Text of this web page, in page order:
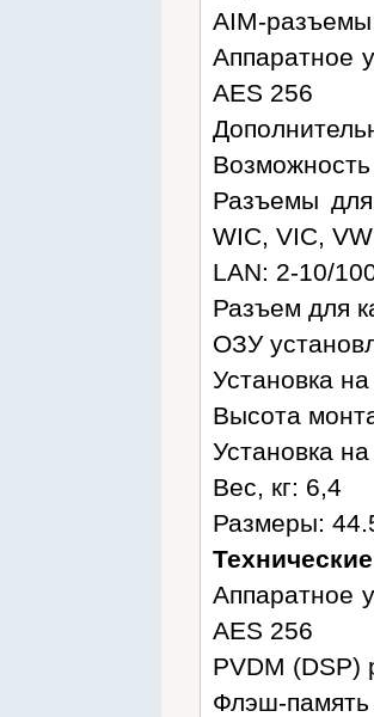
AIM-
Аппаратное
AES 256
Разъемы
WIC, VIC,
LAN: 2-10/
Разъем для
ОЗУ
Установка
Высота
Установка
Вес, кг: 6,4
Размеры:
Аппаратное
AES 256
PVDM (DSP)
Флэш-